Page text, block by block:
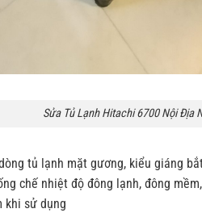
Sửa Tủ Lạnh Hitachi 6700 Nội Địa
tủ lạnh mặt gương, kiểu giáng
chế nhiệt độ đông lạnh, đông
khi sử dụng